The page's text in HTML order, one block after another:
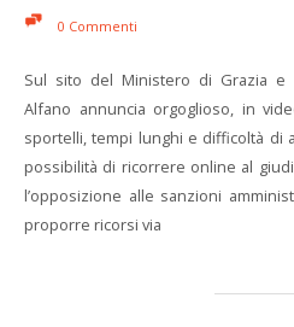
0 Commenti
Sul sito del Ministero di Grazia e
Alfano annuncia orgoglioso, in
sportelli, tempi lunghi e difficoltà di
possibilità di ricorrere online al
l’opposizione alle sanzioni
proporre ricorsi via